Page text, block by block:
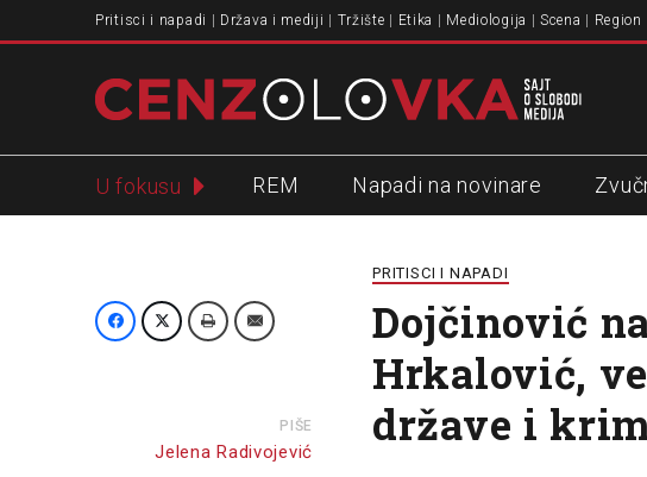
Pritisci i napadi Država i mediji Tržište Etika Mediologija Scena Region
U fokusu REM Napadi na novinare
PIŠE
Jelena Radivojević
PRITISCI I NAPADI
Dojčinović
Hrkalović,
države i